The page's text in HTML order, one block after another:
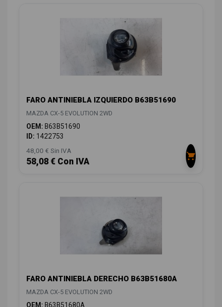
FARO ANTINIEBLA IZQUIERDO B63B51690
MAZDA CX-5 EVOLUTION 2WD
OEM: B63B51690
ID: 1422753
48,00 € Sin IVA
58,08 € Con IVA
FARO ANTINIEBLA DERECHO B63B51680A
MAZDA CX-5 EVOLUTION 2WD
OEM: B63B51680A